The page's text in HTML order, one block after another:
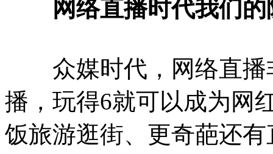
网络直播时代我们
众媒时代，网络直播
播，玩得6就可以成为网
饭旅游逛街、更奇葩还